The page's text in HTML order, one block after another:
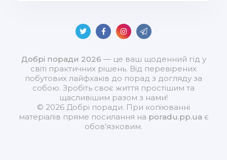
Добрі поради 2026 — це ваш щоденний гід у
світі практичних рішень. Від перевірених
побутових лайфхаків до порад з догляду за
собою. Зробіть своє життя простішим та
щасливішим разом з нами!
© 2026 Добрі поради. При копіюванні
матеріалів пряме посилання на poradu.pp.ua є
обов'язковим.